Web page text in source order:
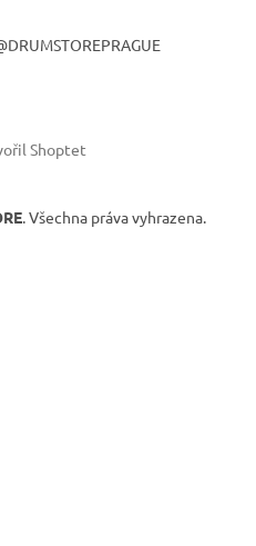
Shoptet
. Všechna práva vyhrazena.